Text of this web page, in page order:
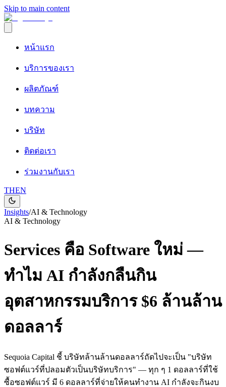
Skip to main content
หน้าแรก
บริการของเรา
ผลิตภัณฑ์
บทความ
บริษัท
ติดต่อเรา
ร่วมงานกับเรา
THEN
Insights/AI & Technology
AI & Technology
Services คือ Software ใหม่ —
ทำไม AI กำลังกลืนกิน
อุตสาหกรรมบริการ $6 ล้านล้าน
ดอลลาร์
Sequoia Capital ชี้ บริษัทล้านล้านดอลลาร์ถัดไปจะเป็น "บริษัท
ซอฟต์แวร์ที่ปลอมตัวเป็นบริษัทบริการ" — ทุก ๆ 1 ดอลลาร์ที่ใช้
ซื้อซอฟต์แวร์ มี 6 ดอลลาร์ที่จ่ายให้คนทำงาน AI กำลังจะกินงบ